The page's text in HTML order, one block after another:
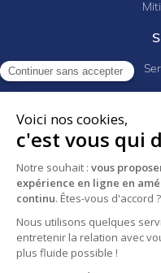
Continuer sans accepter
Voici nos cookies,
c'est vous qui
Notre souhait : vous
expérience en ligne en
continu. Êtes-vous d'accord ?
Nous utilisons quelques
entretenir la relation avec
plus fluide possible !
Centre